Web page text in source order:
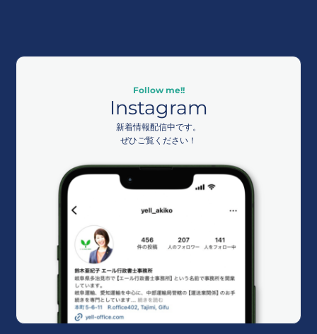
Follow me!!
Instagram
新着情報配信中です。
ぜひご覧ください！